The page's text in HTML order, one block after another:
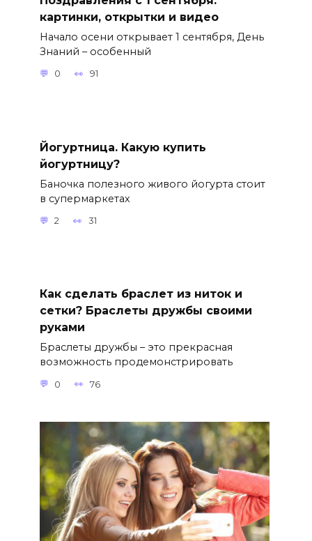
картинки, открытки и видео
Начало осени открывает 1 сентября, День
Знаний – особенный
0 91
Йогуртница. Какую купить
йогуртницу?
Баночка полезного живого йогурта стоит
в супермаркетах
2 31
Как сделать браслет из ниток и
сетки? Браслеты дружбы своими
руками
Браслеты дружбы – это прекрасная
возможность продемонстрировать
0 76